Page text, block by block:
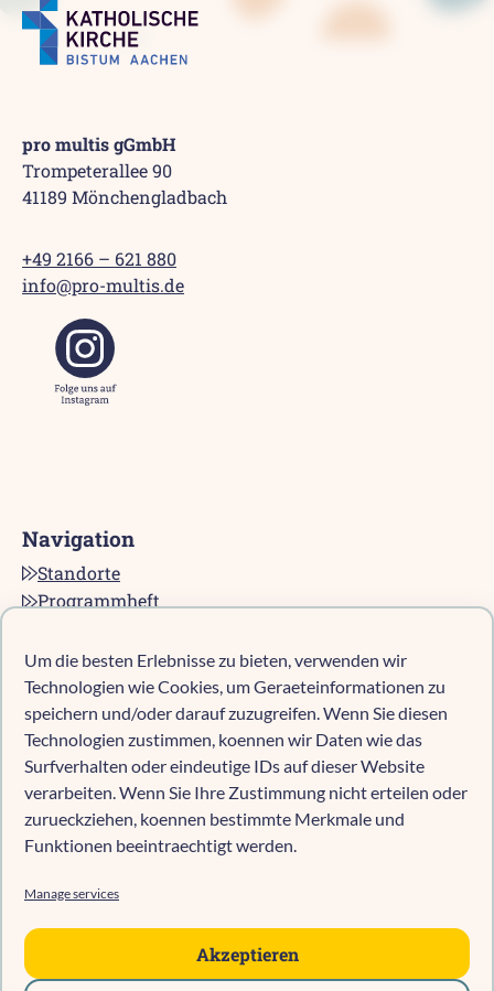
Um die besten Erlebnisse zu bieten, verwenden wir
Technologien wie Cookies, um Geraeteinformationen zu
speichern und/oder darauf zuzugreifen. Wenn Sie diesen
Technologien zustimmen, koennen wir Daten wie das
Surfverhalten oder eindeutige IDs auf dieser Website
verarbeiten. Wenn Sie Ihre Zustimmung nicht erteilen oder
zurueckziehen, koennen bestimmte Merkmale und
Funktionen beeintraechtigt werden.
Manage services
Akzeptieren
pro multis gGmbH
Trompeterallee 90
41189 Mönchengladbach
+49 2166 – 621 880
info@pro-multis.de
Navigation
Standorte
Programmheft
Karriere bei pro multis
Impressum
Datenschutz
Cookie-Richtlinie (EU)
Kind anmelden
Kita-Navigator Kreis Heinsberg
Kita-Navigator Stadt Heinsberg
Kita-Navigator Geilenkirchen
Kita-Navigator Erkelenz